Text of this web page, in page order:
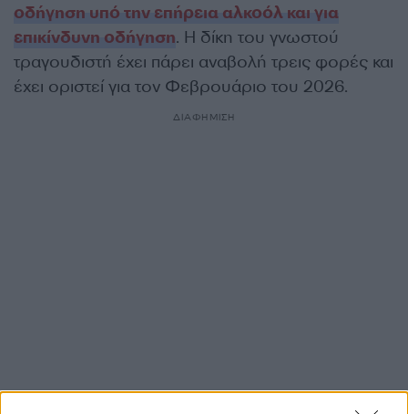
οδήγηση υπό την επήρεια αλκοόλ και για
επικίνδυνη οδήγηση. Η δίκη του γνωστού
τραγουδιστή έχει πάρει αναβολή τρεις φορές και
έχει οριστεί για τον Φεβρουάριο του 2026.
ΔΙΑΦΗΜΙΣΗ
Αν τα χάσατε